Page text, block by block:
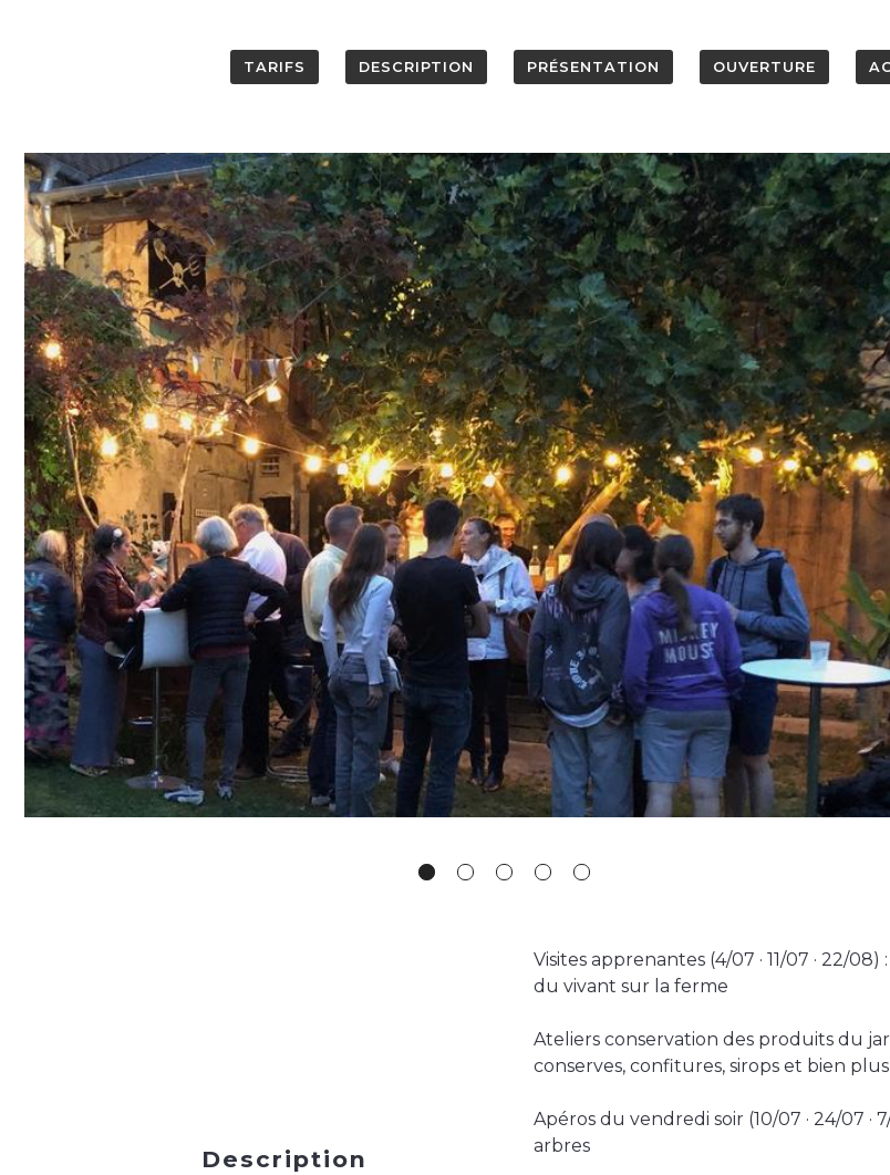
TARIFS DESCRIPTION PRÉSENTATION OUVERTURE
Description
Visites apprenantes (4/07 · 11/07 · 22/
du vivant sur la ferme
Ateliers conservation des produits du
conserves, confitures, sirops et bien
Apéros du vendredi soir (10/07 · 24/07 ·
arbres